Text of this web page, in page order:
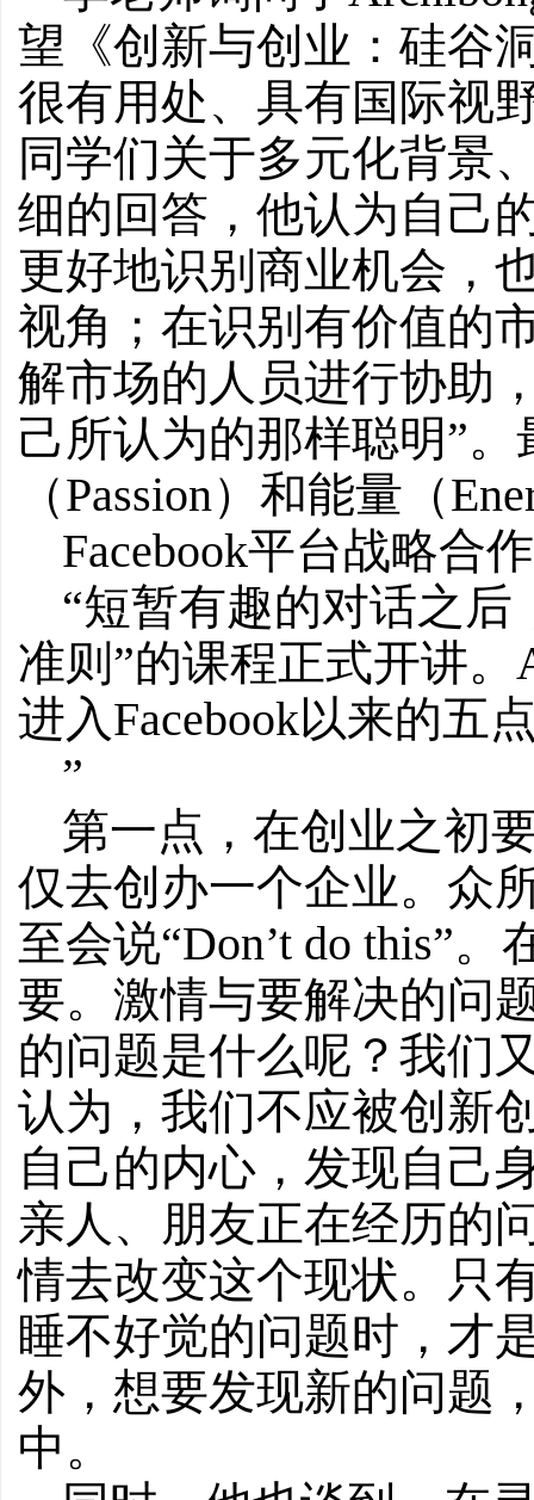
望《创新与创业：硅谷
很有用处、具有国际视
同学们关于多元化背景
细的回答，他认为自己
更好地识别商业机会，
视角；在识别有价值的
解市场的人员进行协助
己所认为的那样聪明”
（Passion）和能量（
Facebook平台战略合
“短暂有趣的对话之
准则”的课程正式开讲
进入Facebook以来的五
”
第一点，在创业之初
仅去创办一个企业。众
至会说“Don’t do this”
要。激情与要解决的问
的问题是什么呢？我们
认为，我们不应被创新
自己的内心，发现自己
亲人、朋友正在经历的
情去改变这个现状。只
睡不好觉的问题时，才
外，想要发现新的问题
中。